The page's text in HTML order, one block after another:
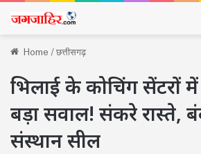
Home/छत्तीसगढ़
भिलाई के कोचिंग सेंटरों में
बड़ा सवाल! संकरे रास्ते,
संस्थान सील